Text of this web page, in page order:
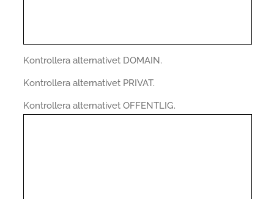
Kontrollera alternativet DOMAIN.
Kontrollera alternativet PRIVAT.
Kontrollera alternativet OFFENTLIG.